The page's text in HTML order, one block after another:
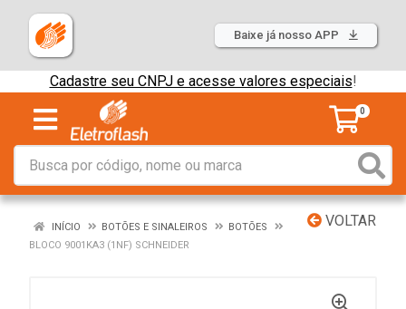
Baixe já nosso APP
Cadastre seu CNPJ e acesse valores especiais!
0
VOLTAR
INÍCIO BOTÕES E SINALEIROS
BOTÕES
BLOCO 9001KA3 (1NF) SCHNEIDER